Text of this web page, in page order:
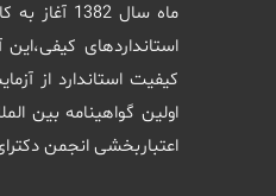
ماه سال
استانداردهای
کیفیت استاندارد از
اعتباربخشی انجمن